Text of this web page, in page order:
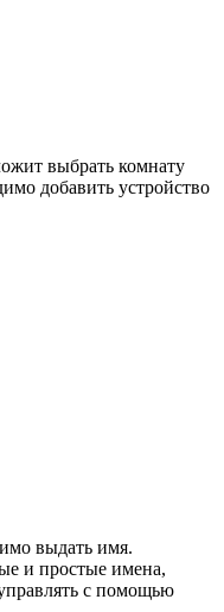
выбрать комнату
добавить устройство
выдать имя.
и простые имена,
с помощью